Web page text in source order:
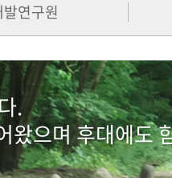
연구원
.
왔으며 후대에도